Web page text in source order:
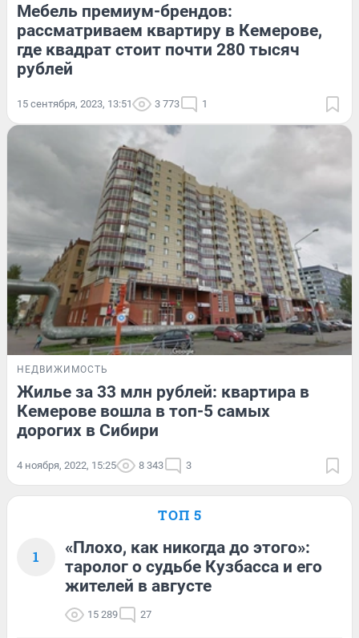
Мебель премиум-брендов:
рассматриваем квартиру в Кемерове,
где квадрат стоит почти 280 тысяч
рублей
15 сентября, 2023, 13:51 3 773 1
НЕДВИЖИМОСТЬ
Жилье за 33 млн рублей: квартира в
Кемерове вошла в топ-5 самых
дорогих в Сибири
4 ноября, 2022, 15:25 8 343 3
ТОП 5
1
«Плохо, как никогда до этого»:
таролог о судьбе Кузбасса и его
жителей в августе
15 289 27